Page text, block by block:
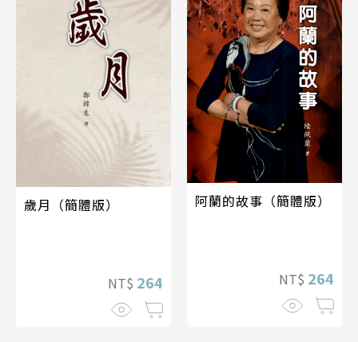
歲月（簡體版）
NT$ 264
阿蘭的故事（簡體版）
NT$ 264